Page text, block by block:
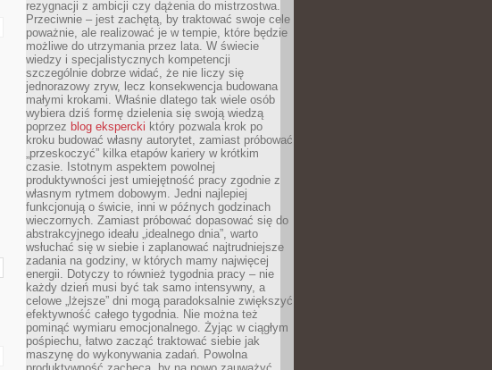
rezygnacji z ambicji czy dążenia do mistrzostwa.
Przeciwnie – jest zachętą, by traktować swoje cele
poważnie, ale realizować je w tempie, które będzie
możliwe do utrzymania przez lata. W świecie
wiedzy i specjalistycznych kompetencji
szczególnie dobrze widać, że nie liczy się
jednorazowy zryw, lecz konsekwencja budowana
małymi krokami. Właśnie dlatego tak wiele osób
wybiera dziś formę dzielenia się swoją wiedzą
poprzez blog ekspercki który pozwala krok po
kroku budować własny autorytet, zamiast próbować
„przeskoczyć” kilka etapów kariery w krótkim
czasie. Istotnym aspektem powolnej
produktywności jest umiejętność pracy zgodnie z
własnym rytmem dobowym. Jedni najlepiej
funkcjonują o świcie, inni w późnych godzinach
wieczornych. Zamiast próbować dopasować się do
abstrakcyjnego ideału „idealnego dnia”, warto
wsłuchać się w siebie i zaplanować najtrudniejsze
zadania na godziny, w których mamy najwięcej
energii. Dotyczy to również tygodnia pracy – nie
każdy dzień musi być tak samo intensywny, a
celowe „lżejsze” dni mogą paradoksalnie zwiększyć
efektywność całego tygodnia. Nie można też
pominąć wymiaru emocjonalnego. Żyjąc w ciągłym
pośpiechu, łatwo zacząć traktować siebie jak
maszynę do wykonywania zadań. Powolna